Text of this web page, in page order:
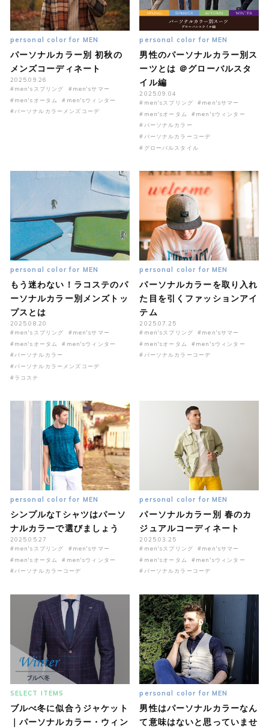
personal color for MEN
パーソナルカラー別 初秋の
メンズコーディネート
2025.09.26
#men'sスプリング
#men'sサマー
#men'sオータム
#men'sウィンター
#パーソナルカラーメンズコーデ
personal color for MEN
男性のパーソナルカラー別ス
ーツとは ＠グローバルスタ
イル編
2025.09.04
#men'sスプリング
#men'sサマー
#men'sオータム
#men'sウィンター
#パーソナルカラー
#パーソナルカラーコーデ
#グローバルスタイル
personal color for MEN
もう迷わない！ラコステのパ
ーソナルカラー別メンズトッ
プスとは
2025.08.20
#men'sスプリング
#men'sサマー
#men'sオータム
#men'sウィンター
#パーソナルカラー
#パーソナルカラーメンズコーデ
#ラコステ
personal color for MEN
パーソナルカラーを取り入れ
た目を引くファッションアイ
テム
2025.07.25
#men'sスプリング
#men'sサマー
#men'sオータム
#men'sウィンター
#パーソナルカラーコーデ
personal color for MEN
シンプルなTシャツはパーソ
ナルカラーで選びましょう
2025.05.27
#men'sスプリング
#men'sサマー
#men'sオータム
#men'sウィンター
#パーソナルカラーコーデ
personal color for MEN
パーソナルカラー別 春のカ
ジュアルコーディネート
2025.03.25
#men'sスプリング
#men'sサマー
#men'sオータム
#men'sウィンター
#パーソナルカラーコーデ
SELECT ITEMS
ブルべ冬に似合うジャケット
｜パーソナルカラー・ウィン
personal color for MEN
男性はパーソナルカラーなん
て意味はないと思っていませ